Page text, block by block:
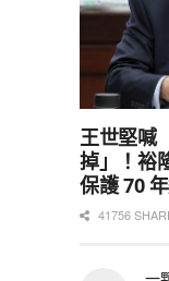
王世堅喊
掉」！裕
保護 70
41756